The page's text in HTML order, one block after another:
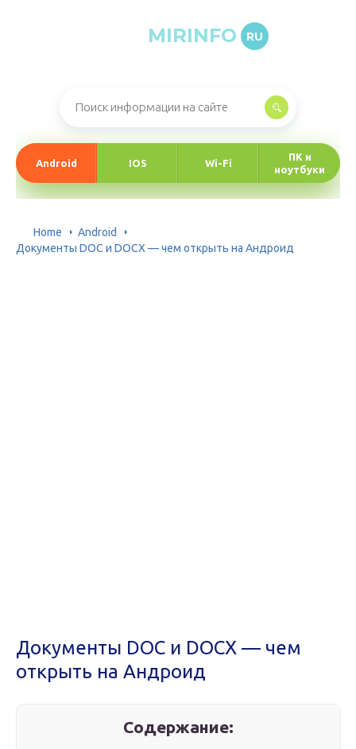
MIRINFO RU
Android IOS Wi-Fi
ПК и
ноутбуки
Home
Android
Документы DOC и DOCX — чем открыть на Андроид
Документы DOC и DOCX — чем
открыть на Андроид
Содержание: